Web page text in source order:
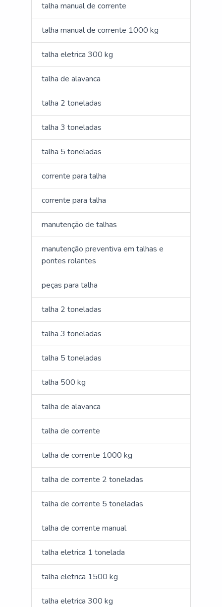
talha manual de corrente
talha manual de corrente 1000 kg
talha eletrica 300 kg
talha de alavanca
talha 2 toneladas
talha 3 toneladas
talha 5 toneladas
corrente para talha
corrente para talha
manutenção de talhas
manutenção preventiva em talhas e
pontes rolantes
peças para talha
talha 2 toneladas
talha 3 toneladas
talha 5 toneladas
talha 500 kg
talha de alavanca
talha de corrente
talha de corrente 1000 kg
talha de corrente 2 toneladas
talha de corrente 5 toneladas
talha de corrente manual
talha eletrica 1 tonelada
talha eletrica 1500 kg
talha eletrica 300 kg